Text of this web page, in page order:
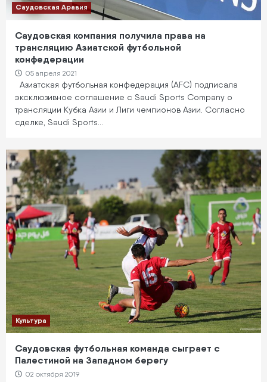
Саудовская Аравия
Саудовская компания получила права на
трансляцию Азиатской футбольной
конфедерации
05 апреля 2021
Азиатская футбольная конфедерация (AFC) подписала
эксклюзивное соглашение с Saudi Sports Company о
трансляции Кубка Азии и Лиги чемпионов Азии. Согласно
сделке, Saudi Sports…
Культура
Саудовская футбольная команда сыграет с
Палестиной на Западном берегу
02 октября 2019